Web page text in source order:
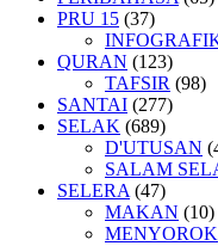
PRU 15 (37)
QURAN (123)
TAFSIR (98)
SANTAI (277)
SELAK (689)
D'UTUSAN
SALAM
SELERA (47)
MAKAN (10)
MENYOROK